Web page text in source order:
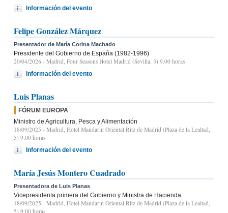
Información del evento
Felipe González Márquez
Presentador de María Corina Machado
Presidente del Gobierno de España (1982-1996)
20/04/2026 - Madrid, Four Seasons Hotel Madrid (Sevilla, 3) 9.00 horas
Información del evento
Luis Planas
FÓRUM EUROPA
Ministro de Agricultura, Pesca y Alimentación
18/09/2025 - Madrid, Hotel Mandarin Oriental Ritz de Madrid (Plaza de la Lealtad,
5) 9:00 horas
Información del evento
María Jesús Montero Cuadrado
Presentadora de Luis Planas
Vicepresidenta primera del Gobierno y Ministra de Hacienda
18/09/2025 - Madrid, Hotel Mandarin Oriental Ritz de Madrid (Plaza de la Lealtad,
5) 9:00 horas